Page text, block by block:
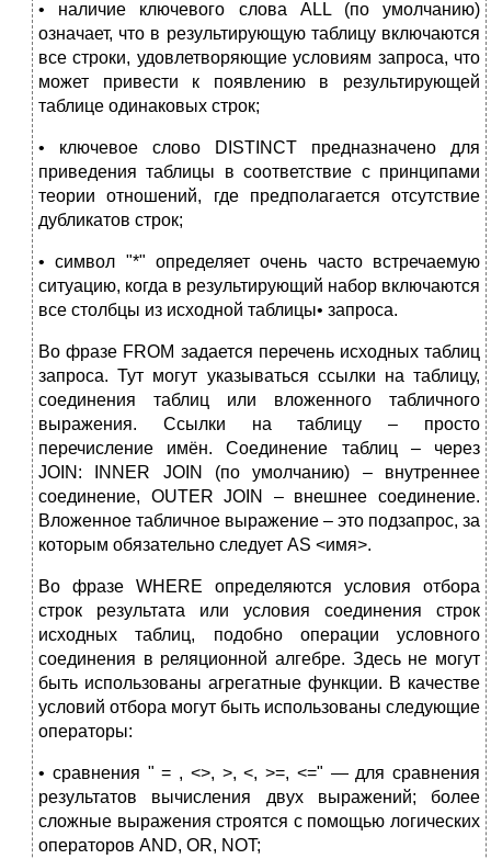
• наличие ключевого слова ALL (по умолчанию)
означает, что в результирующую таблицу включаются
все строки, удовлетворяющие условиям запроса, что
может привести к появлению в результирующей
таблице одинаковых строк;
• ключевое слово DISTINCT предназначено для
приведения таблицы в соответствие с принципами
теории отношений, где предполагается отсутствие
дубликатов строк;
• символ "*" определяет очень часто встречаемую
ситуацию, когда в результирующий набор включаются
все столбцы из исходной таблицы• запроса.
Во фразе FROM задается перечень исходных таблиц
запроса. Тут могут указываться ссылки на таблицу,
соединения таблиц или вложенного табличного
выражения. Ссылки на таблицу – просто
перечисление имён. Соединение таблиц – через
JOIN: INNER JOIN (по умолчанию) – внутреннее
соединение, OUTER JOIN – внешнее соединение.
Вложенное табличное выражение – это подзапрос, за
которым обязательно следует AS <имя>.
Во фразе WHERE определяются условия отбора
строк результата или условия соединения строк
исходных таблиц, подобно операции условного
соединения в реляционной алгебре. Здесь не могут
быть использованы агрегатные функции. В качестве
условий отбора могут быть использованы следующие
операторы:
• сравнения " = , <>, >, <, >=, <=" — для сравнения
результатов вычисления двух выражений; более
сложные выражения строятся с помощью логических
операторов AND, OR, NOT;